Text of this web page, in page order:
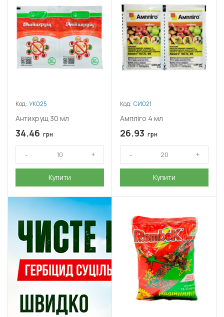
Код: УК025
Антихрущ 30 мл
34.46 грн
Купити
Код: СИ021
Ампліго 4 мл
26.93 грн
Купити